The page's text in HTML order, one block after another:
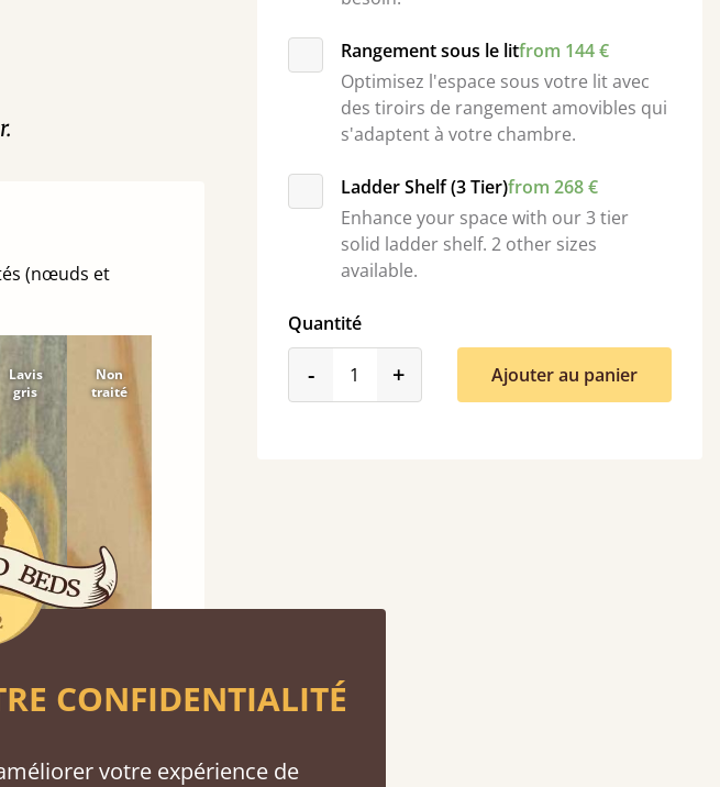
Rangement sous le litfrom 144 €
Optimisez l'espace sous votre lit avec
des tiroirs de rangement amovibles qui
s'adaptent à votre chambre.
Ladder Shelf (3 Tier)from 268 €
Enhance your space with our 3 tier
solid ladder shelf. 2 other sizes
available.
Quantité
-product_form.decrease
+product_form.increase
Ajouter au panier
(nœuds et
Lavis
gris
Non
traité
CONFIDENTIALITÉ
votre expérience de